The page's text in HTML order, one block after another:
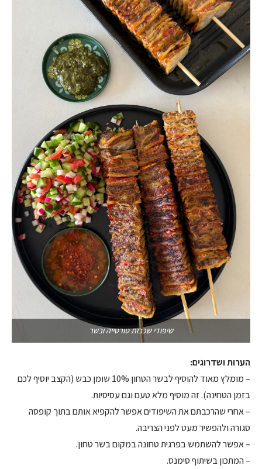
שיפודי שכבות טורטייה ובשר
הערות ושדרוגים:
– מומלץ מאוד להוסיף לבשר הטחון 10% שומן כבש (הקצב יוסיף לכם
בזמן הטחינה). זה מוסיף מלא טעם וגם עסיסיות.
– אחרי שהרכבתם את השיפודים אפשר להקפיא אותם בתוך קופסה
סגורה ולהפשיר מעט לפני הצריבה.
– אפשר להשתמש בפרגית טחונה במקום בשר טחון.
– המתכון בשיתוף סימנס.